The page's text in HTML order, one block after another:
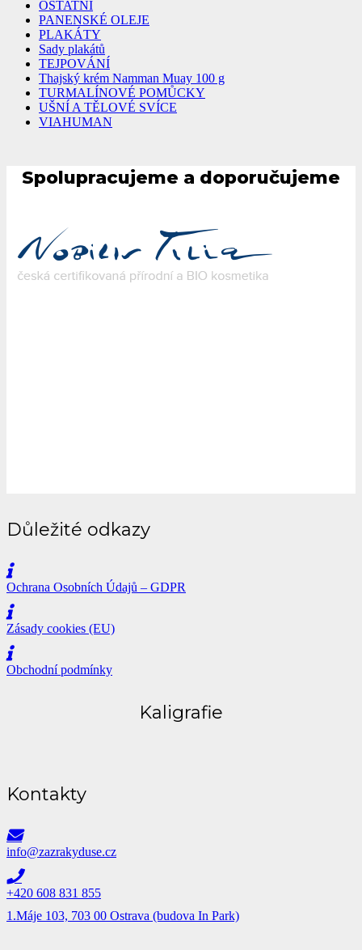
OSTATNÍ
PANENSKÉ OLEJE
PLAKÁTY
Sady plakátů
TEJPOVÁNÍ
Thajský krém Namman Muay 100 g
TURMALÍNOVÉ POMŮCKY
UŠNÍ A TĚLOVÉ SVÍCE
VIAHUMAN
Spolupracujeme a doporučujeme
Důležité odkazy
Ochrana Osobních Údajů – GDPR
Zásady cookies (EU)
Obchodní podmínky
Kaligrafie
Kontakty
info@zazrakyduse.cz
+420 608 831 855
1.Máje 103, 703 00 Ostrava (budova In Park)